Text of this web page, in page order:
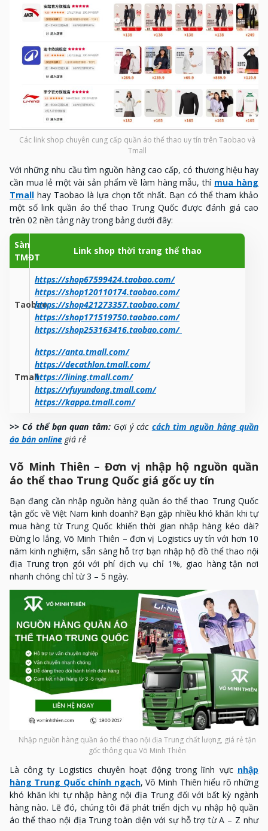
Các link shop chuyên cung cấp quần áo thể thao uy tín trên Taobao và
Tmall
Với những nhu cầu tìm nguồn hàng cao cấp, có thương hiệu hay
cần mua lẻ một vài sản phẩm về làm hàng mẫu, thì mua hàng
Tmall hay Taobao là lựa chọn tốt nhất. Bạn có thể tham khảo
một số link quần áo thể thao Trung Quốc được đánh giá cao
trên 02 nền tảng này trong bảng dưới đây:
Sàn
TMĐT
Link shop thời trang thể thao
Taobao
https://shop67599424.taobao.com/
https://shop120110174.taobao.com/
https://shop421273357.taobao.com/
https://shop171519750.taobao.com/
https://shop253163416.taobao.com/
Tmall
https://anta.tmall.com/
https://decathlon.tmall.com/
https://lining.tmall.com/
https://vfuyundong.tmall.com/
https://kappa.tmall.com/
>> Có thể bạn quan tâm:Gợi ý các cách tìm nguồn hàng quần
áo bán online giá rẻ
Võ Minh Thiên – Đơn vị nhập hộ nguồn quần
áo thể thao Trung Quốc giá gốc uy tín
Bạn đang cần nhập nguồn hàng quần áo thể thao Trung Quốc
tận gốc về Việt Nam kinh doanh? Bạn gặp nhiều khó khăn khi tự
mua hàng từ Trung Quốc khiến thời gian nhập hàng kéo dài?
Đừng lo lắng, Võ Minh Thiên – đơn vị Logistics uy tín với hơn 10
năm kinh nghiệm, sẵn sàng hỗ trợ bạn nhập hộ đồ thể thao nội
địa Trung trọn gói với phí dịch vụ chỉ 1%, giao hàng tận nơi
nhanh chóng chỉ từ 3 – 5 ngày.
Nhập nguồn hàng quần áo thể thao nội địa Trung chất lượng, giá rẻ tận
gốc thông qua Võ Minh Thiên
Là công ty Logistics chuyên hoạt động trong lĩnh vực nhập
hàng Trung Quốc chính ngạch, Võ Minh Thiên hiểu rõ những
khó khăn khi tự nhập hàng nội địa Trung đối với bất kỳ ngành
hàng nào. Lẽ đó, chúng tôi đã phát triển dịch vụ nhập hộ quần
áo thể thao nội địa Trung toàn diện với sự hỗ trợ từ A – Z như